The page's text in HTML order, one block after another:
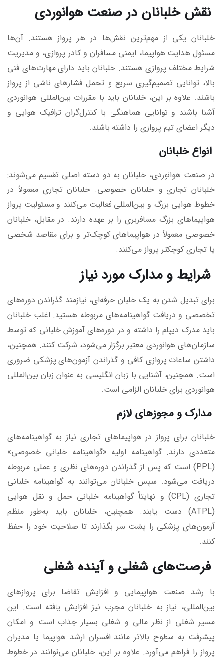
نقش خلبانان در صنعت هوانوردی
خلبانان یکی از مهم‌ترین نقش‌ها در هر پرواز هستند. آن‌ها
مسئول هدایت هواپیما، ایمنی مسافران و کادر پروازی، و مدیریت
شرایط مختلف پروازی هستند. خلبانان باید دارای مهارت‌های فنی
بالا، توانایی تصمیم‌گیری سریع و تحمل فشارهای ناشی از پرواز
باشند. علاوه بر این، خلبانان باید با مقررات بین‌المللی هوانوردی
آشنا باشند و توانایی هماهنگی با کنترل‌گران ترافیک هوایی و
دیگر اعضای تیم پروازی را داشته باشند.
انواع خلبانان
در صنعت هوانوردی، خلبانان به دو دسته اصلی تقسیم می‌شوند:
خلبانان تجاری و خلبانان خصوصی. خلبانان تجاری معمولاً در
خطوط هوایی بزرگ و بین‌المللی فعالیت می‌کنند و مسئولیت پرواز
هواپیماهای بزرگ مسافربری را بر عهده دارند. در مقابل، خلبانان
خصوصی معمولاً در هواپیماهای کوچک‌تر و برای مقاصد شخصی
یا تجاری کوچکتر پرواز می‌کنند.
شرایط و مدارک مورد نیاز
برای تبدیل شدن به یک خلبان حرفه‌ای، نیازمند گذراندن دوره‌های
تخصصی و دریافت گواهینامه‌های مربوطه هستید. اغلب خلبانان
باید مدرک دیپلم را داشته و در دوره‌های آموزش خلبانی که توسط
سازمان‌های هوانوردی معتبر برگزار می‌شود، شرکت کنند. همچنین،
داشتن ساعات پروازی کافی و گذراندن آزمون‌های پزشکی ضروری
است. همچنین، آشنایی با زبان انگلیسی به عنوان زبان بین‌المللی
هوانوردی برای خلبانان الزامی است.
مدارک و مجوزهای لازم
خلبانان برای پرواز در هواپیماهای تجاری نیاز به گواهینامه‌های
متعددی دارند. گواهینامه اولیه «گواهینامه خلبانی خصوصی»
(PPL) است که پس از گذراندن دوره‌های نظری و عملی مربوطه
دریافت می‌شود. سپس خلبانان می‌توانند به گواهینامه خلبانی
تجاری (CPL) و نهایتاً گواهینامه خلبانی حمل و نقل هوایی
(ATPL) دست یابند. همچنین، خلبانان باید به‌طور منظم
آزمون‌های پزشکی را پشت سر بگذارند تا صلاحیت خود را حفظ
کنند.
فرصت‌های شغلی و آینده شغلی
با رشد صنعت هواپیمایی و افزایش تقاضا برای پروازهای
بین‌المللی، نیاز به خلبانان مجرب نیز افزایش یافته است. این
مسیر شغلی از نظر مالی و شغلی بسیار جذاب است و امکان
پیشرفت به سطوح بالاتر مانند افسران ارشد هواپیما یا مدیران
پرواز را فراهم می‌آورد. علاوه بر این، خلبانان می‌توانند در خطوط